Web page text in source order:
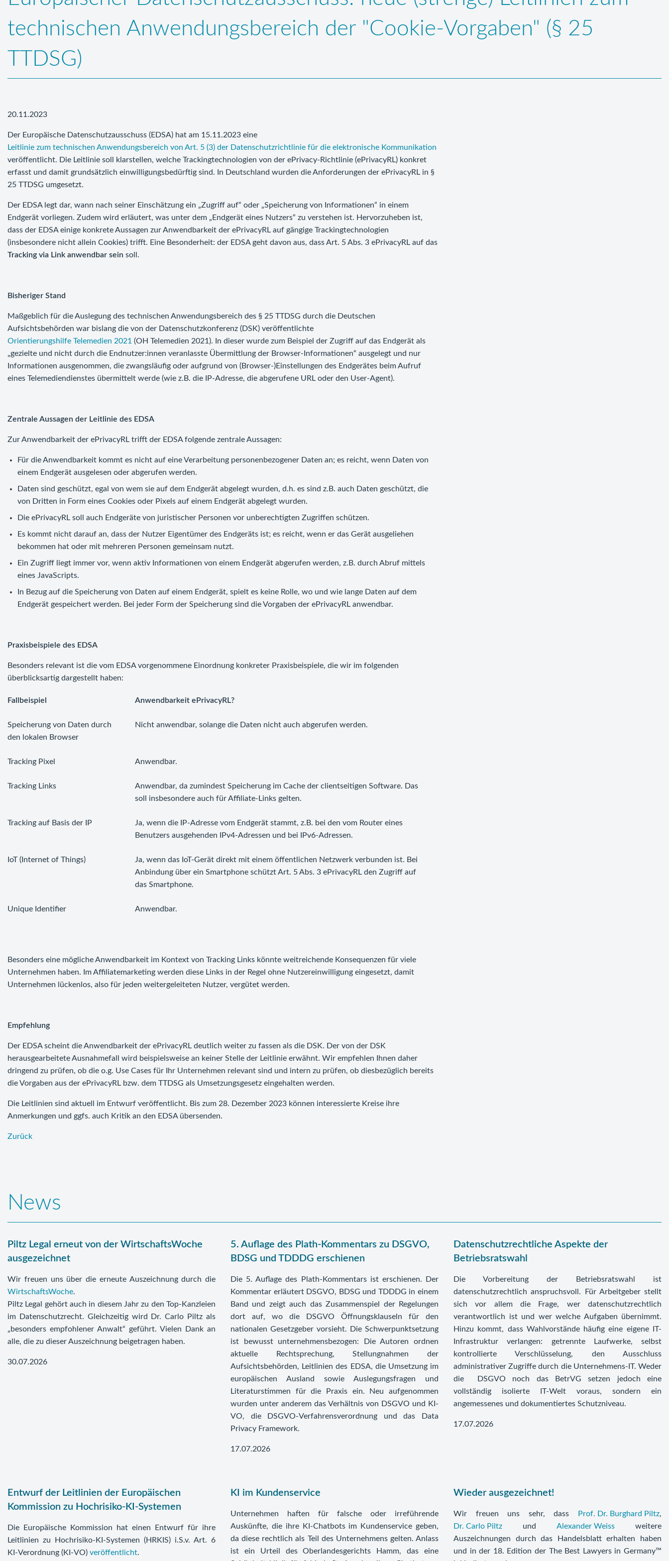
technischen Anwendungsbereich der "Cookie-Vorgaben" (§ 25
TTDSG)
20.11.2023
Der Europäische Datenschutzausschuss (EDSA) hat am 15.11.2023 eine
Leitlinie zum technischen Anwendungsbereich von Art. 5 (3) der Datenschutzrichtlinie für die elektronische Kommunikation
veröffentlicht. Die Leitlinie soll klarstellen, welche Trackingtechnologien von der ePrivacy-Richtlinie (ePrivacyRL) konkret
erfasst und damit grundsätzlich einwilligungsbedürftig sind. In Deutschland wurden die Anforderungen der ePrivacyRL in §
25 TTDSG umgesetzt.
Der EDSA legt dar, wann nach seiner Einschätzung ein „Zugriff auf“ oder „Speicherung von Informationen“ in einem
Endgerät vorliegen. Zudem wird erläutert, was unter dem „Endgerät eines Nutzers“ zu verstehen ist. Hervorzuheben ist,
dass der EDSA einige konkrete Aussagen zur Anwendbarkeit der ePrivacyRL auf gängige Trackingtechnologien
(insbesondere nicht allein Cookies) trifft. Eine Besonderheit: der EDSA geht davon aus, dass Art. 5 Abs. 3 ePrivacyRL auf das
Tracking via Link anwendbar sein soll.
Bisheriger Stand
Maßgeblich für die Auslegung des technischen Anwendungsbereich des § 25 TTDSG durch die Deutschen
Aufsichtsbehörden war bislang die von der Datenschutzkonferenz (DSK) veröffentlichte
Orientierungshilfe Telemedien 2021 (OH Telemedien 2021). In dieser wurde zum Beispiel der Zugriff auf das Endgerät als
„gezielte und nicht durch die Endnutzer:innen veranlasste Übermittlung der Browser-Informationen“ ausgelegt und nur
Informationen ausgenommen, die zwangsläufig oder aufgrund von (Browser-)Einstellungen des Endgerätes beim Aufruf
eines Telemediendienstes übermittelt werde (wie z.B. die IP-Adresse, die abgerufene URL oder den User-Agent).
Zentrale Aussagen der Leitlinie des EDSA
Zur Anwendbarkeit der ePrivacyRL trifft der EDSA folgende zentrale Aussagen:
Für die Anwendbarkeit kommt es nicht auf eine Verarbeitung personenbezogener Daten an; es reicht, wenn Daten von
einem Endgerät ausgelesen oder abgerufen werden.
Daten sind geschützt, egal von wem sie auf dem Endgerät abgelegt wurden, d.h. es sind z.B. auch Daten geschützt, die
von Dritten in Form eines Cookies oder Pixels auf einem Endgerät abgelegt wurden.
Die ePrivacyRL soll auch Endgeräte von juristischer Personen vor unberechtigten Zugriffen schützen.
Es kommt nicht darauf an, dass der Nutzer Eigentümer des Endgeräts ist; es reicht, wenn er das Gerät ausgeliehen
bekommen hat oder mit mehreren Personen gemeinsam nutzt.
Ein Zugriff liegt immer vor, wenn aktiv Informationen von einem Endgerät abgerufen werden, z.B. durch Abruf mittels
eines JavaScripts.
In Bezug auf die Speicherung von Daten auf einem Endgerät, spielt es keine Rolle, wo und wie lange Daten auf dem
Endgerät gespeichert werden. Bei jeder Form der Speicherung sind die Vorgaben der ePrivacyRL anwendbar.
Praxisbeispiele des EDSA
Besonders relevant ist die vom EDSA vorgenommene Einordnung konkreter Praxisbeispiele, die wir im folgenden
überblicksartig dargestellt haben:
Fallbeispiel Anwendbarkeit ePrivacyRL?
Speicherung von Daten durch
den lokalen Browser
Nicht anwendbar, solange die Daten nicht auch abgerufen werden.
Tracking Pixel Anwendbar.
Tracking Links
Anwendbar, da zumindest Speicherung im Cache der clientseitigen Software. Das
soll insbesondere auch für Affiliate-Links gelten.
Tracking auf Basis der IP
Ja, wenn die IP-Adresse vom Endgerät stammt, z.B. bei den vom Router eines
Benutzers ausgehenden IPv4-Adressen und bei IPv6-Adressen.
IoT (Internet of Things)
Ja, wenn das IoT-Gerät direkt mit einem öffentlichen Netzwerk verbunden ist. Bei
Anbindung über ein Smartphone schützt Art. 5 Abs. 3 ePrivacyRL den Zugriff auf
das Smartphone.
Unique Identifier Anwendbar.
Besonders eine mögliche Anwendbarkeit im Kontext von Tracking Links könnte weitreichende Konsequenzen für viele
Unternehmen haben. Im Affiliatemarketing werden diese Links in der Regel ohne Nutzereinwilligung eingesetzt, damit
Unternehmen lückenlos, also für jeden weitergeleiteten Nutzer, vergütet werden.
Empfehlung
Der EDSA scheint die Anwendbarkeit der ePrivacyRL deutlich weiter zu fassen als die DSK. Der von der DSK
herausgearbeitete Ausnahmefall wird beispielsweise an keiner Stelle der Leitlinie erwähnt. Wir empfehlen Ihnen daher
dringend zu prüfen, ob die o.g. Use Cases für Ihr Unternehmen relevant sind und intern zu prüfen, ob diesbezüglich bereits
die Vorgaben aus der ePrivacyRL bzw. dem TTDSG als Umsetzungsgesetz eingehalten werden.
Die Leitlinien sind aktuell im Entwurf veröffentlicht. Bis zum 28. Dezember 2023 können interessierte Kreise ihre
Anmerkungen und ggfs. auch Kritik an den EDSA übersenden.
Zurück
News
Piltz Legal erneut von der WirtschaftsWoche
ausgezeichnet
Wir freuen uns über die erneute Auszeichnung durch die
WirtschaftsWoche.
Piltz Legal gehört auch in diesem Jahr zu den Top-Kanzleien
im Datenschutzrecht. Gleichzeitig wird Dr. Carlo Piltz als
„besonders empfohlener Anwalt“ geführt. Vielen Dank an
alle, die zu dieser Auszeichnung beigetragen haben.
30.07.2026
5. Auflage des Plath-Kommentars zu DSGVO,
BDSG und TDDDG erschienen
Die 5. Auflage des Plath-Kommentars ist erschienen. Der
Kommentar erläutert DSGVO, BDSG und TDDDG in einem
Band und zeigt auch das Zusammenspiel der Regelungen
dort auf, wo die DSGVO Öffnungsklauseln für den
nationalen Gesetzgeber vorsieht. Die Schwerpunktsetzung
ist bewusst unternehmensbezogen: Die Autoren ordnen
aktuelle Rechtsprechung, Stellungnahmen der
Aufsichtsbehörden, Leitlinien des EDSA, die Umsetzung im
europäischen Ausland sowie Auslegungsfragen und
Literaturstimmen für die Praxis ein. Neu aufgenommen
wurden unter anderem das Verhältnis von DSGVO und KI-
VO, die DSGVO-Verfahrensverordnung und das Data
Privacy Framework.
17.07.2026
Datenschutzrechtliche Aspekte der
Betriebsratswahl
Die Vorbereitung der Betriebsratswahl ist
datenschutzrechtlich anspruchsvoll. Für Arbeitgeber stellt
sich vor allem die Frage, wer datenschutzrechtlich
verantwortlich ist und wer welche Aufgaben übernimmt.
Hinzu kommt, dass Wahlvorstände häufig eine eigene IT-
Infrastruktur verlangen: getrennte Laufwerke, selbst
kontrollierte Verschlüsselung, den Ausschluss
administrativer Zugriffe durch die Unternehmens-IT. Weder
die DSGVO noch das BetrVG setzen jedoch eine
vollständig isolierte IT-Welt voraus, sondern ein
angemessenes und dokumentiertes Schutzniveau.
17.07.2026
Entwurf der Leitlinien der Europäischen
Kommission zu Hochrisiko-KI-Systemen
Die Europäische Kommission hat einen Entwurf für ihre
Leitlinien zu Hochrisiko-KI-Systemen (HRKIS) i.S.v. Art. 6
KI-Verordnung (KI-VO) veröffentlicht.
KI im Kundenservice
Unternehmen haften für falsche oder irreführende
Auskünfte, die ihre KI-Chatbots im Kundenservice geben,
da diese rechtlich als Teil des Unternehmens gelten. Anlass
ist ein Urteil des Oberlandesgerichts Hamm, das eine
Wieder ausgezeichnet!
Wir freuen uns sehr, dass Prof. Dr. Burghard Piltz,
Dr. Carlo Piltz und Alexander Weiss weitere
Auszeichnungen durch das Handelsblatt erhalten haben
und in der 18. Edition der The Best Lawyers in Germany™